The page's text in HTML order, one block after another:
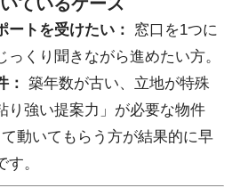
ートを受けたい：
窓口を1つに
くり聞きながら進めたい方。
： 築年数が古い、立地が特殊
り強い提案力」が必要な物件
動いてもらう方が結果的に早
。